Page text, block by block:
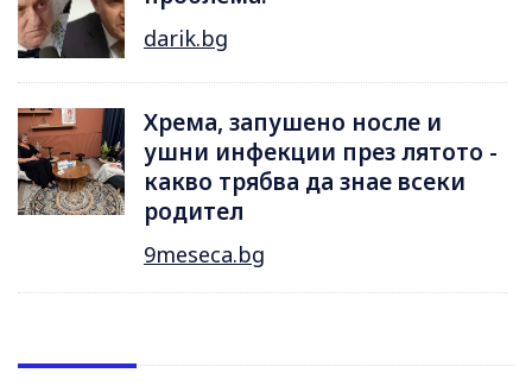
darik.bg
Хрема, запушено носле и
ушни инфекции през лятотo -
какво трябва да знае всеки
родител
9meseca.bg